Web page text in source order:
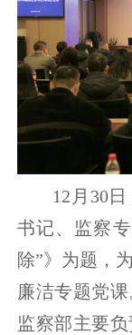
12月30
书记、监察
除”》为题，
廉洁专题党
监察部主要